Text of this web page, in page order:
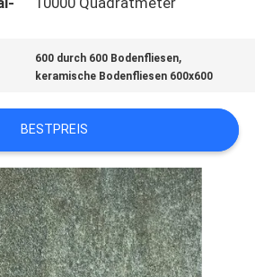
600 durch 600 Bodenfliesen,
keramische Bodenfliesen 600x600
BESTPREIS